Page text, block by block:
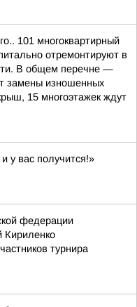
101 многоквартирный
отремонтируют в
В общем перечне —
замены изношенных
15 многоэтажек ждут
у вас получится!»
федерации
Кириленко
турнира